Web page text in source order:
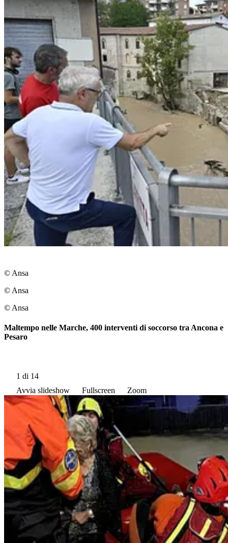
© Ansa
© Ansa
© Ansa
Maltempo nelle Marche, 400 interventi di soccorso tra Ancona e
Pesaro
1 di 14
Avvia slideshow
Fullscreen Zoom